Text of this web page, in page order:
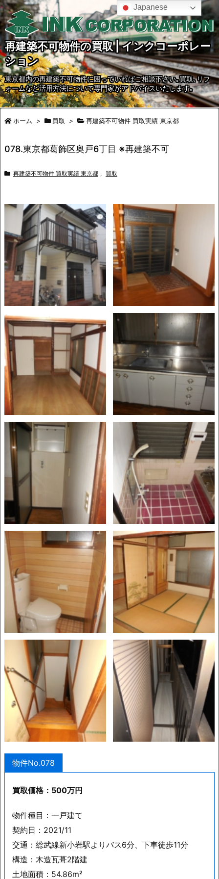
再建築不可物件の買取 | インクコーポレー
ション
東京都内の再建築不可物件に困っていればご相談下さい｡買取､リフ
ォームなど活用方法について専門家がアドバイスいたします｡
ホーム > 買取 > 再建築不可物件 買取実績 東京都
078.東京都葛飾区奥戸6丁目 ※再建築不可
再建築不可物件 買取実績 東京都 , 買取
物件No.078
買取価格：500万円
物件種目：一戸建て
契約日：2021/11
交通：総武線新小岩駅よりバス6分、下車徒歩11分
構造：木造瓦葺2階建
土地面積：54.86m²
Japanese